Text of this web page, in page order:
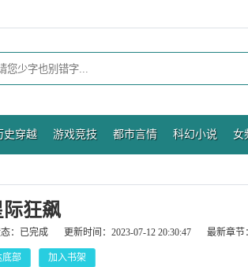
史穿越 游戏竞技 都市言情 科幻小说 女
狂飙
： 已完成 更新时间： 2023-07-12 20:30:47 最新章节：
底部 加入书架